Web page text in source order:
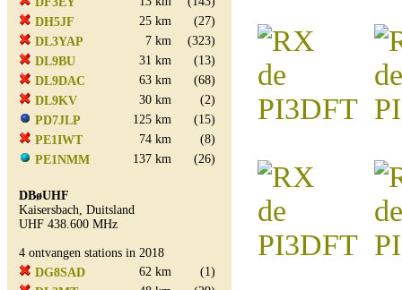
DH5JF
25 km
(27)
DL3YAP
7 km
(323)
DL9BU
31 km
(13)
DL9DAC
63 km
(68)
DL9KV
30 km
(2)
PD7JLP
125 km
(15)
PE1IWT
74 km
(8)
PE1NMM
137 km (26)
DBøUHF
Kaisersbach, Duitsland
UHF 438.600 MHz
4 ontvangen stations in 2018
DG8SAD
62 km
(1)